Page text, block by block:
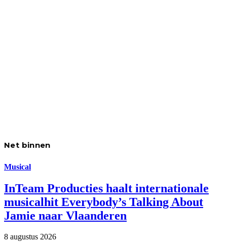
Net binnen
Musical
InTeam Producties haalt internationale
musicalhit Everybody’s Talking About
Jamie naar Vlaanderen
8 augustus 2026